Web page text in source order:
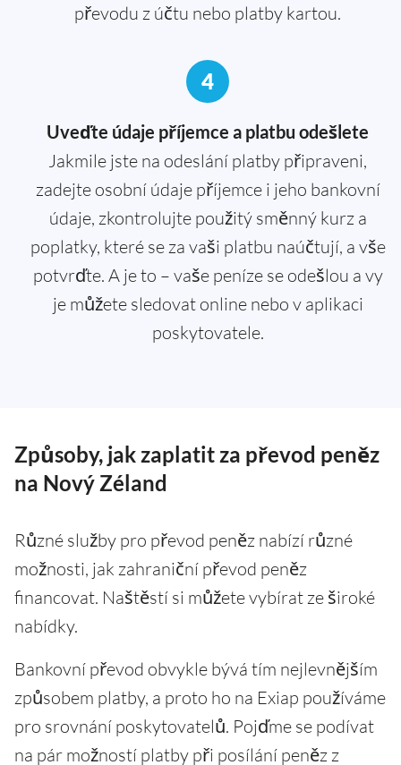
převodu z účtu nebo platby kartou.
4
Uveďte údaje příjemce a platbu odešlete
Jakmile jste na odeslání platby připraveni,
zadejte osobní údaje příjemce i jeho bankovní
údaje, zkontrolujte použitý směnný kurz a
poplatky, které se za vaši platbu naúčtují, a vše
potvrďte. A je to – vaše peníze se odešlou a vy
je můžete sledovat online nebo v aplikaci
poskytovatele.
Způsoby, jak zaplatit za převod peněz
na Nový Zéland
Různé služby pro převod peněz nabízí různé
možnosti, jak zahraniční převod peněz
financovat. Naštěstí si můžete vybírat ze široké
nabídky.
Bankovní převod obvykle bývá tím nejlevnějším
způsobem platby, a proto ho na Exiap používáme
pro srovnání poskytovatelů. Pojďme se podívat
na pár možností platby při posílání peněz z